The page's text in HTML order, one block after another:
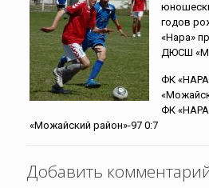
годов
«Нара»
ДЮСШ
ФК
ФК
«Можайский район»-97 0:7
Добавить